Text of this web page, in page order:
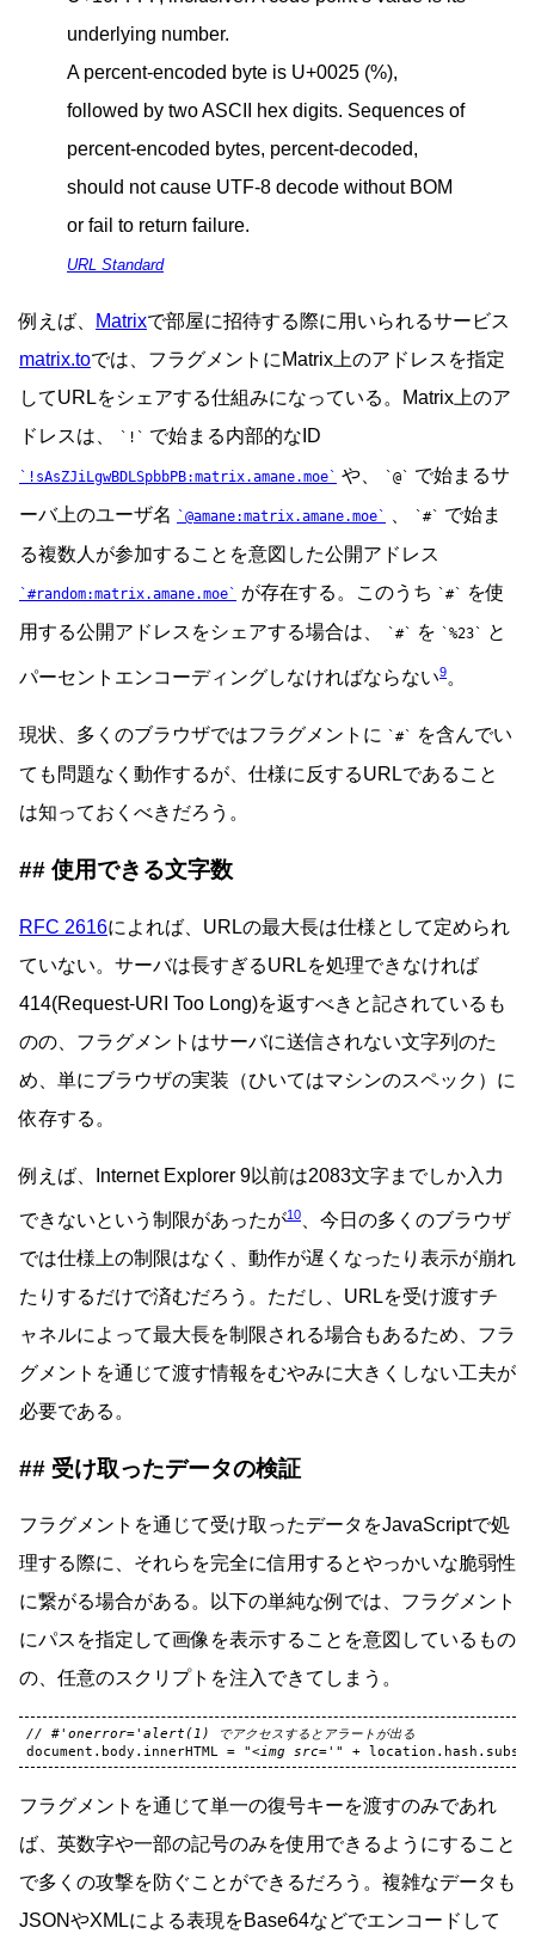
underlying number.
A percent-encoded byte is U+0025 (%),
followed by two ASCII hex digits. Sequences of
percent-encoded bytes, percent-decoded,
should not cause UTF-8 decode without BOM
or fail to return failure.
URL Standard
例えば、 Matrixで部屋に招待する際に用いられるサービス
matrix.toでは、フラグメントにMatrix上のアドレスを指定
してURLをシェアする仕組みになっている。Matrix上のア
ドレスは、
! で始まる内部的なID
!sAsZJiLgwBDLSpbbPB:matrix.amane.moe や、 @
で始まるサ
ーバ上のユーザ名
@amane:matrix.amane.moe #
で始ま
る複数人が参加することを意図した公開アドレス
#random:matrix.amane.moe が存在する。このうち #
を使
用する公開アドレスをシェアする場合は、
# を %23 と
パーセントエンコーディングしなければならない9。
現状、多くのブラウザではフラグメントに #
を含んでい
ても問題なく動作するが、仕様に反するURLであること
は知っておくべきだろう。
使用できる文字数
RFC 2616によれば、URLの最大長は仕様として定められ
ていない。サーバは長すぎるURLを処理できなければ
414(Request-URI Too Long)を返すべきと記されているも
のの、フラグメントはサーバに送信されない文字列のた
め、単にブラウザの実装（ひいてはマシンのスペック）に
依存する。
例えば、Internet Explorer 9以前は2083文字までしか入力
できないという制限があったが10
、今日の多くのブラウザ
では仕様上の制限はなく、動作が遅くなったり表示が崩れ
たりするだけで済むだろう。ただし、URLを受け渡すチ
ャネルによって最大長を制限される場合もあるため、フラ
グメントを通じて渡す情報をむやみに大きくしない工夫が
必要である。
受け取ったデータの検証
フラグメントを通じて受け取ったデータをJavaScriptで処
理する際に、それらを完全に信用するとやっかいな脆弱性
に繋がる場合がある。以下の単純な例では、フラグメント
にパスを指定して画像を表示することを意図しているもの
の、任意のスクリプトを注入できてしまう。
// #'onerror='alert(1) でアクセスするとアラートが出る
document . body . innerHTML = "<img src='" + location . hash .
フラグメントを通じて単一の復号キーを渡すのみであれ
ば、英数字や一部の記号のみを使用できるようにすること
で多くの攻撃を防ぐことができるだろう。複雑なデータも
JSONやXMLによる表現をBase64などでエンコードして